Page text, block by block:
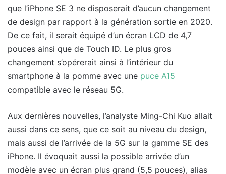
que l’iPhone SE 3 ne disposerait d’aucun changement
de design par rapport à la génération sortie en 2020.
De ce fait, il serait équipé d’un écran LCD de 4,7
pouces ainsi que de Touch ID. Le plus gros
changement s’opérerait ainsi à l’intérieur du
smartphone à la pomme avec une puce A15
compatible avec le réseau 5G.
Aux dernières nouvelles, l’analyste Ming-Chi Kuo allait
aussi dans ce sens, que ce soit au niveau du design,
mais aussi de l’arrivée de la 5G sur la gamme SE des
iPhone. Il évoquait aussi la possible arrivée d’un
modèle avec un écran plus grand (5,5 pouces), alias